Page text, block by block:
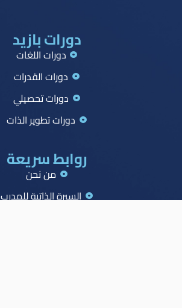
دورات بازيد
دورات اللغات
دورات القدرات
دورات تحصيلي
دورات تطوير الذات
روابط سريعة
من نحن
السيرة الذاتية للمدرب